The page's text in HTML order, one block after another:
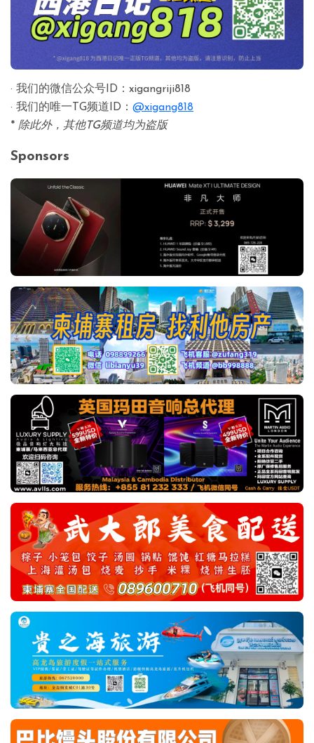
· 我们的微信公众号ID：xigangriji818
· 我们的唯一TG频道ID： @xigang818
* 除此外，其他TG频道均为盗版
Sponsors